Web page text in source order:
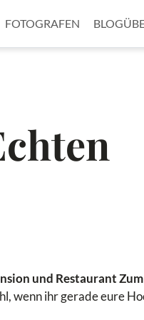
FOTOGRAFEN BLOG
und Restaurant
wenn ihr gerade eure